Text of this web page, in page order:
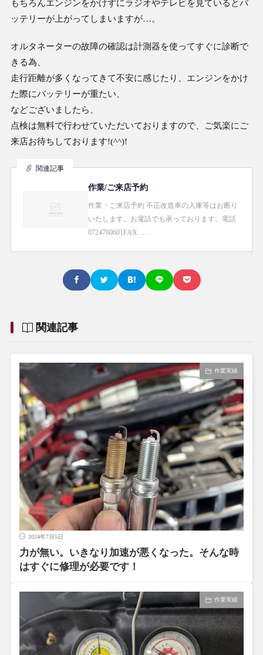
もちろんエンジンをかけずにラジオやテレビを見ているとバ
ッテリーが上がってしまいますが…。
オルタネーターの故障の確認は計測器を使ってすぐに診断で
きる為、
走行距離が多くなってきて不安に感じたり、エンジンをかけ
た際にバッテリーが重たい、
などございましたら、
点検は無料で行わせていただいておりますので、ご気楽にご
来店お待ちしております!(^^)!
関連記事
作業/ご来店予約
作業・ご来店予約 不正改造車の入庫等はお断り
いたします。お電話でも承っております。電話
0724760601FAX……
関連記事
作業実績
2024年7月5日
力が無い。いきなり加速が悪くなった。そんな時
はすぐに修理が必要です！
作業実績